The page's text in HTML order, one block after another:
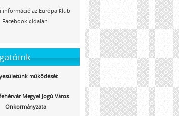
információ az Európa Klub
Facebookoldalán.
működését
Megyei Jogú Város
Önkormányzata